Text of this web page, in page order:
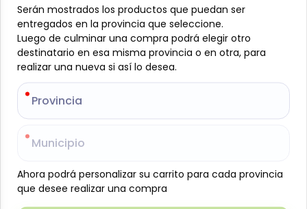
Especificaciones
-
Crema de licor sabor crema Ruavieja en
presentación de 700 ml, una bebida cremosa y
suave elaborada con una cuidada mezcla de
ingredientes que aportan un sabor dulce y
equilibrado. Su textura aterciopelada y su perfil
Serán mostrados los productos que puedan ser
entregados en la provincia que seleccione.
Luego de culminar una compra podrá elegir otro
destinatario en esa misma provincia o en otra, para
realizar una nueva si así lo desea.
Provincia
Municipio
Ahora podrá personalizar su carrito para cada provincia
que desee realizar una compra
Serán mostrados los productos que puedan ser
entregados en la provincia que seleccione.
Luego de culminar una compra podrá elegir otro
destinatario en esa misma provincia o en otra, para
realizar una nueva si así lo desea.
Provincia
Municipio
Ahora podrá personalizar su carrito para cada provincia
que desee realizar una compra